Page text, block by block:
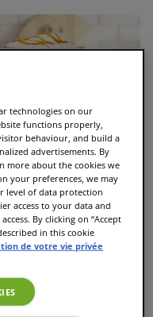
technologies on our
functions properly,
behaviour, and build a
advertisements. By
more about the cookies we
your preferences, we may
level of data protection
access to your data and
By clicking on “Accept
in this cookie
de votre vie privée